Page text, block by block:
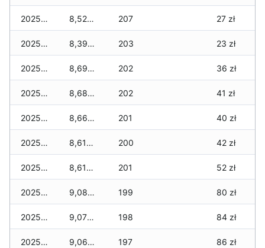
2025-11-30 8,520 zł 207 27 zł
2025-11-29 8,390 zł 203 23 zł
2025-11-28 8,690 zł 202 36 zł
2025-11-27 8,680 zł 202 41 zł
2025-11-26 8,660 zł 201 40 zł
2025-11-25 8,610 zł 200 42 zł
2025-11-24 8,610 zł 201 52 zł
2025-11-23 9,080 zł 199 80 zł
2025-11-22 9,070 zł 198 84 zł
2025-11-21 9,060 zł 197 86 zł